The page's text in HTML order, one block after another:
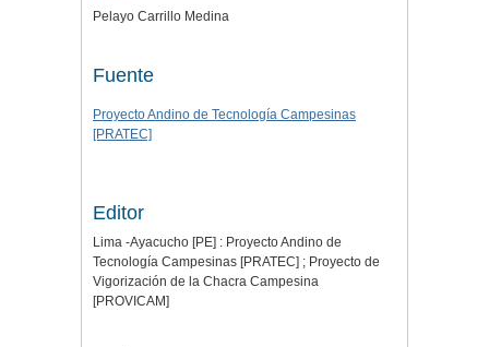
Pelayo Carrillo Medina
Fuente
Proyecto Andino de Tecnología Campesinas
[PRATEC]
Editor
Lima -Ayacucho [PE] : Proyecto Andino de
Tecnología Campesinas [PRATEC] ; Proyecto de
Vigorización de la Chacra Campesina
[PROVICAM]